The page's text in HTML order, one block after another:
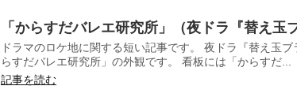
「からすだバレエ研究所」（夜ドラ『替え玉
ドラマのロケ地に関する短い記事です。 夜ドラ『替え玉
らすだバレエ研究所」の外観です。 看板には「からすだ...
記事を読む